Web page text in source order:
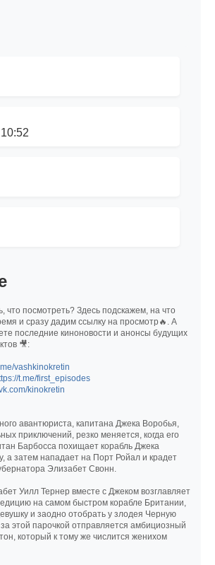
посмотреть? Здесь подскажем, на что
и сразу дадим ссылку на просмотр🔥. А
последние киноновости и анонсы будущих
🎥:
vashkinokretin
t.me/first_episodes
kinokretin
авантюриста, капитана Джека Воробья,
приключений, резко меняется, когда его
Барбосса похищает корабль Джека
а затем нападает на Порт Ройал и крадет
Элизабет Свонн.
Уилл Тернер вместе с Джеком возглавляет
на самом быстром корабле Британии,
и заодно отобрать у злодея Черную
этой парочкой отправляется амбициозный
который к тому же числится женихом